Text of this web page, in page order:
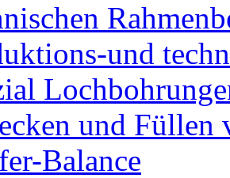
und
und Füllen
Balance